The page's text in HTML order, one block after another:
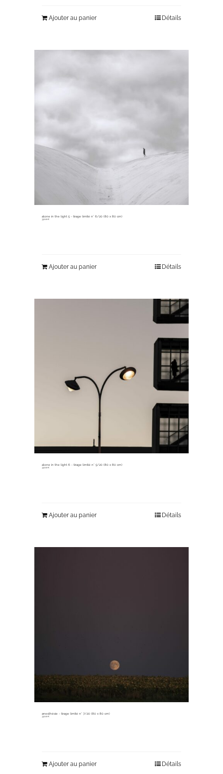
Ajouter au panier Détails
alone in the light 5 ~ tirage limité n° 6/20 (80 x 80 cm)
330,00€
Ajouter au panier Détails
alone in the light 6 ~ tirage limité n° 5/20 (80 x 80 cm)
330,00€
Ajouter au panier Détails
anesthésie ~ tirage limité n° 7/20 (80 x 80 cm)
330,00€
Ajouter au panier Détails